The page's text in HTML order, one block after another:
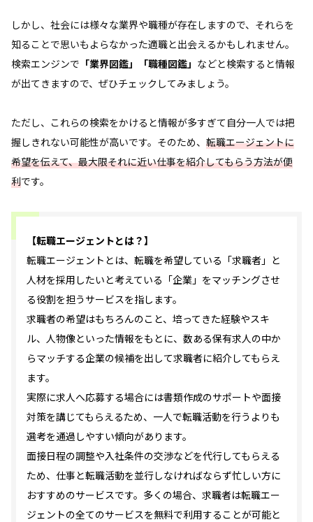
しかし、社会には様々な業界や職種が存在しますので、それらを
知ることで思いもよらなかった適職と出会えるかもしれません。
検索エンジンで 「業界図鑑」「職種図鑑」 などと検索すると情報
が出てきますので、ぜひチェックしてみましょう。
ただし、これらの検索をかけると情報が多すぎて自分一人では把
握しきれない可能性が高いです。そのため、 転職エージェントに
希望を伝えて、最大限それに近い仕事を紹介してもらう方法が便
利です。
【転職エージェントとは？】
転職エージェントとは、転職を希望している「求職者」と
人材を採用したいと考えている「企業」をマッチングさせ
る役割を担うサービスを指します。
求職者の希望はもちろんのこと、培ってきた経験やスキ
ル、人物像といった情報をもとに、数ある保有求人の中か
らマッチする企業の候補を出して求職者に紹介してもらえ
ます。
実際に求人へ応募する場合には書類作成のサポートや面接
対策を講じてもらえるため、一人で転職活動を行うよりも
選考を通過しやすい傾向があります。
面接日程の調整や入社条件の交渉などを代行してもらえる
ため、仕事と転職活動を並行しなければならず忙しい方に
おすすめのサービスです。多くの場合、求職者は転職エー
ジェントの全てのサービスを無料で利用することが可能と